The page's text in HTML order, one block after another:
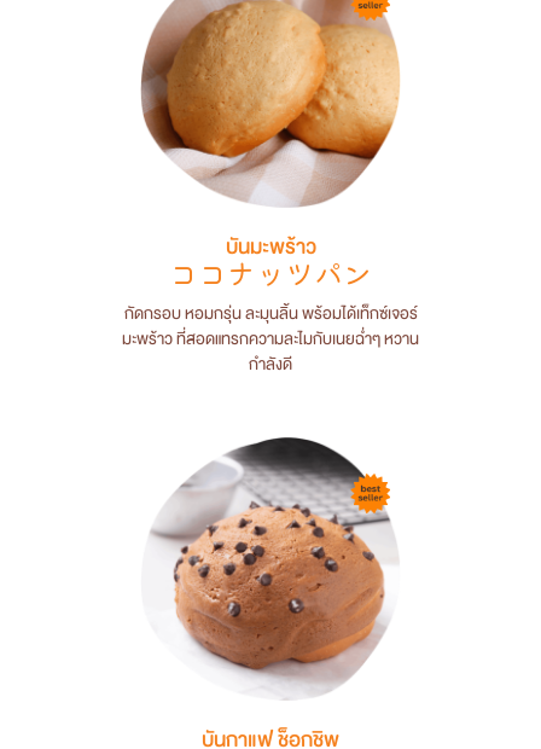
บันมะพร้าว
ココナッツパン
กัดกรอบ หอมกรุ่น ละมุนลิ้น พร้อมได้เท็กซ์เจอร์
มะพร้าว ที่สอดแทรกความละไมกับเนยฉ่ำๆ หวาน
กำลังดี
บันกาแฟ ช็อกชิพ